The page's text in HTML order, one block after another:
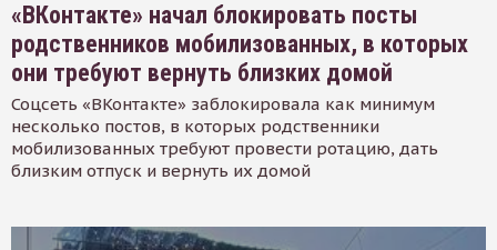
«ВКонтакте» начал блокировать посты
родственников мобилизованных, в которых
они требуют вернуть близких домой
Соцсеть «ВКонтакте» заблокировала как минимум
несколько постов, в которых родственники
мобилизованных требуют провести ротацию, дать
близким отпуск и вернуть их домой